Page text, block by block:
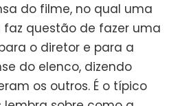
do filme, no qual uma
questão de fazer uma
o diretor e para a
do elenco, dizendo
os outros. É o típico